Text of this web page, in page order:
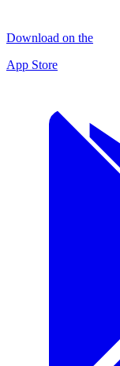
Download on the
App Store